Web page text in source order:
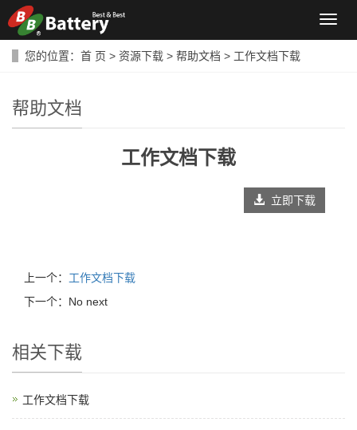
导
您的位置： 首 页 > 资源下载 > 帮助文档 > 工作文档下载
帮助文档
工作文档下载
立即下载
上一个： 工作文档下载
下一个：No next
相关下载
工作文档下载